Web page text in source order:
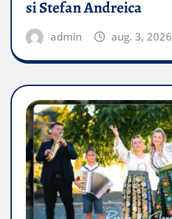
si Stefan Andreica
admin aug. 3, 2026